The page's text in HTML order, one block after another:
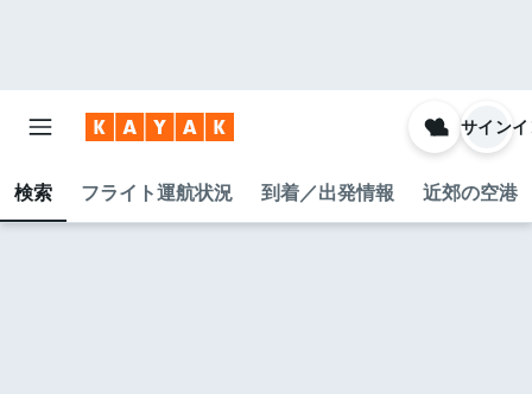
検索 フライト運航状況 到着／出発情報 近郊の空港
サイン